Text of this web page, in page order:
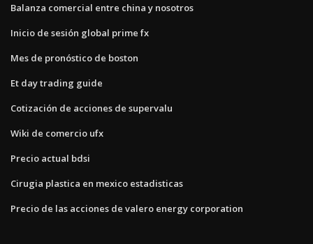
Balanza comercial entre china y nosotros
Inicio de sesión global prime fx
Mes de pronóstico de boston
Et day trading guide
Cotización de acciones de supervalu
Wiki de comercio ufx
Precio actual bdsi
Cirugia plastica en mexico estadisticas
Precio de las acciones de valero energy corporation